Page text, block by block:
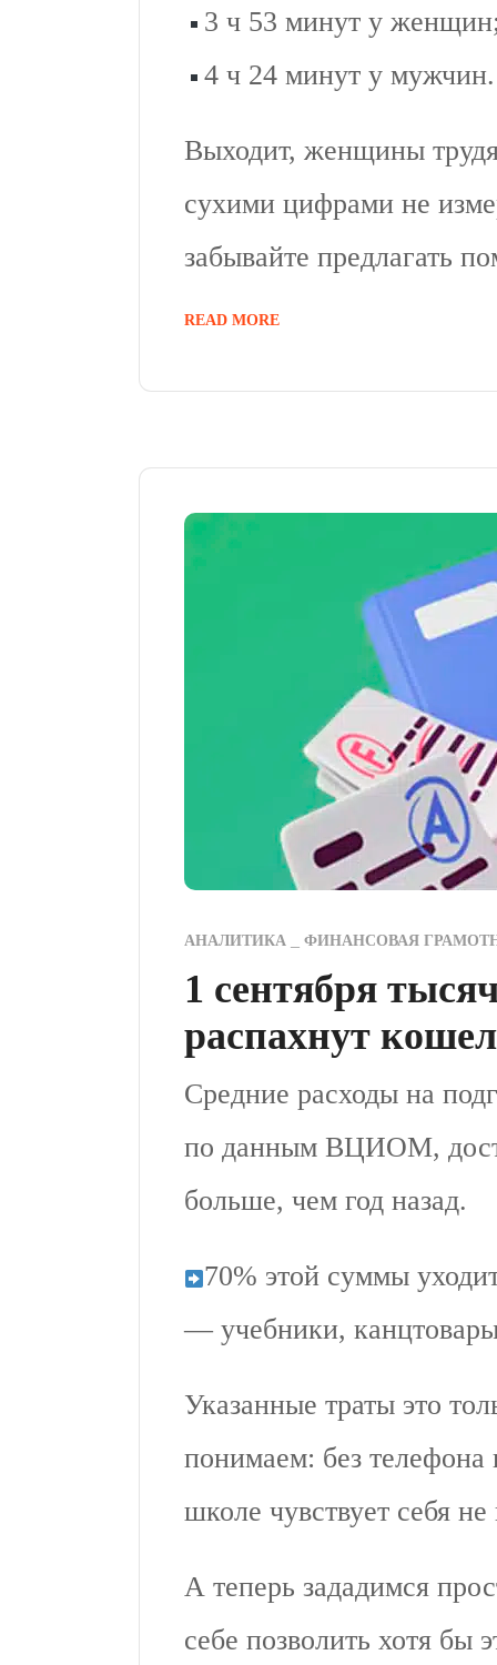
3 ч 53 минут у
4 ч 24 минут у мужчин.
Выходит, женщины
сухими цифрами не
забывайте предлагать
READ MORE
АНАЛИТИКА ФИНАНСОВАЯ
1 сентября
распахнут
Средние расходы на
по данным ВЦИОМ,
больше, чем год назад.
70% этой суммы
— учебники,
Указанные траты это
понимаем: без телефона
школе чувствует себя не
А теперь зададимся
себе позволить хотя бы